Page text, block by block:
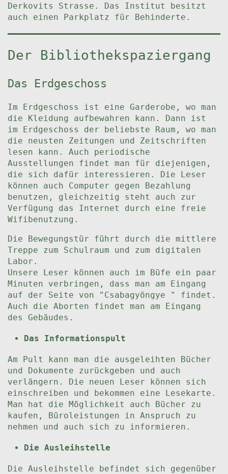
Derkovits Strasse. Das Institut besitzt
auch einen Parkplatz für Behinderte.
Der Bibliothekspaziergang
Das Erdgeschoss
Im Erdgeschoss ist eine Garderobe, wo man
die Kleidung aufbewahren kann. Dann ist
im Erdgeschoss der beliebste Raum, wo man
die neusten Zeitungen und Zeitschriften
lesen kann. Auch periodische
Ausstellungen findet man für diejenigen,
die sich dafür interessieren. Die Leser
können auch Computer gegen Bezahlung
benutzen, gleichzeitig steht auch zur
Verfügung das Internet durch eine freie
Wifibenutzung.
Die Bewegungstür führt durch die mittlere
Treppe zum Schulraum und zum digitalen
Labor.
Unsere Leser können auch im Büfe ein paar
Minuten verbringen, dass man am Eingang
auf der Seite von "Csabagyöngye " findet.
Auch die Aborten findet man am Eingang
des Gebäudes.
Das Informationspult
Am Pult kann man die ausgeleihten Bücher
und Dokumente zurückgeben und auch
verlängern. Die neuen Leser können sich
einschreiben und bekommen eine Lesekarte.
Man hat die Möglichkeit auch Bücher zu
kaufen, Büroleistungen in Anspruch zu
nehmen und auch sich zu informieren.
Die Ausleihstelle
Die Ausleihstelle befindet sich gegenüber